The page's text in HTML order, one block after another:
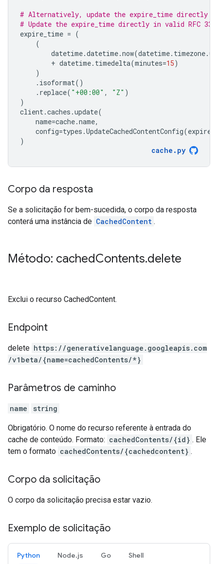
# Alternatively, update the expire_time directly
# Update the expire_time directly in valid RFC
expire_time = (
(
datetime.datetime.now(datetime. timezone.
+ datetime. timedelta(minutes=15)
)
. isoformat()
. replace( "+00:00" , "Z" )
)
client.caches .update(
name=cache.name,
config=types .UpdateCachedContentConfig(
)
cache . py
Corpo da resposta
Se a solicitação for bem-sucedida, o corpo da resposta
conterá uma instância de CachedContent .
Método: cachedContents.delete
Exclui o recurso CachedContent.
Endpoint
delete https: / /generativelanguage.googleapis.com
/v1beta/{name=cachedContents/*}
Parâmetros de caminho
name string
Obrigatório. O nome do recurso referente à entrada do
cache de conteúdo. Formato: cachedContents/{id} . Ele
tem o formato cachedContents/{cachedcontent} .
Corpo da solicitação
O corpo da solicitação precisa estar vazio.
Exemplo de solicitação
Python Node.js Go Shell